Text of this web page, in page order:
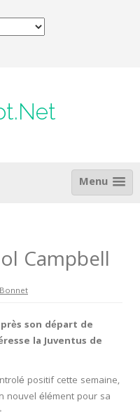
Menu
Campbell
son départ de
la Juventus de
positif cette semaine,
nouvel élément pour sa